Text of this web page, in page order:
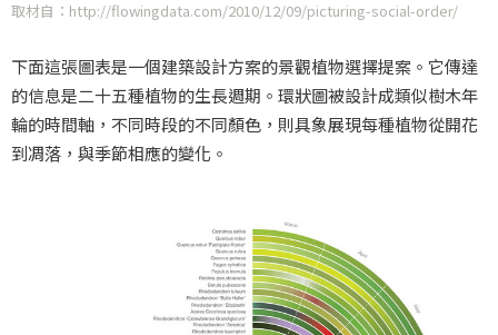
取材自：http://flowingdata.com/2010/12/09/picturing-social-order/
下面這張圖表是一個建築設計方案的景觀植物選擇提案。它傳達
的信息是二十五種植物的生長週期。環狀圖被設計成類似樹木年
輪的時間軸，不同時段的不同顏色，則具象展現每種植物從開花
到凋落，與季節相應的變化。